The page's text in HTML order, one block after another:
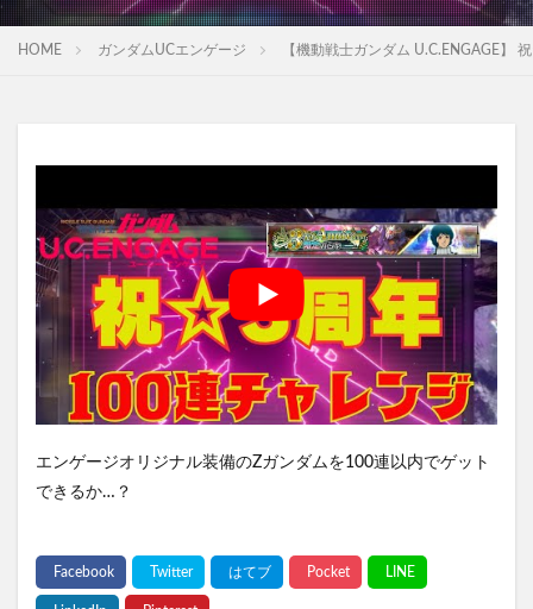
HOME ガンダムUCエンゲージ 【機動戦士ガンダム U.C.ENGAGE
エンゲージオリジナル装備のZガンダムを100連以内でゲット
できるか…？